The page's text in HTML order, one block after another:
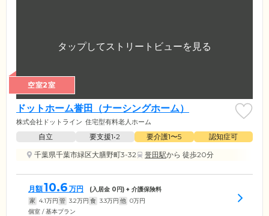
空室2室
ドットホーム誉田（ナーシングホーム）
株式会社ドットライン 住宅型有料老人ホーム
自立 要支援1•2 要介護1〜5
認知症可
千葉県千葉市緑区大膳野町3-32
誉田駅から 徒歩20分
月額10.6 万円 (入居金 0円) + 介護保険料
家 4.1万円 管 3.2万円 食 3.3万円 他 0万円
個室 / 基本プラン